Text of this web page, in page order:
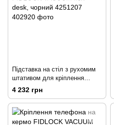
Підставка на стіл з рухомим
штативом для кріплення
телефона FIDLOCK VACUUM
flex desk, чорний
4 232 грн